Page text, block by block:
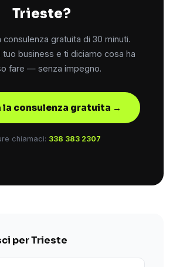
Trieste?
consulenza gratuita di 30 minuti.
tuo business e ti diciamo cosa ha
fare — senza impegno.
la consulenza gratuita →
chiamaci: 338 383 2307
per Trieste